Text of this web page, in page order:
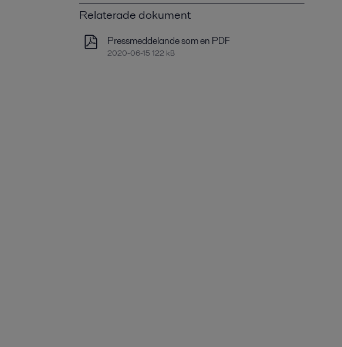
Relaterade dokument
Pressmeddelande som en PDF
2020-06-15 122 kB